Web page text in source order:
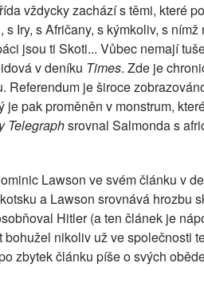
vždycky zachází s těmi, které
s Iry, s Afričany, s kýmkoliv, s
jsou ti Skoti... Vůbec nemají
v deníku Times. Zde je
Referendum je široce
pak proměněn v monstrum,
Telegraphsrovnal Salmonda s
Lawson ve svém článku v
a Lawson srovnává hrozbu
Hitler (a ten článek je
bohužel nikoliv už ve společnosti
zbytek článku píše o svých